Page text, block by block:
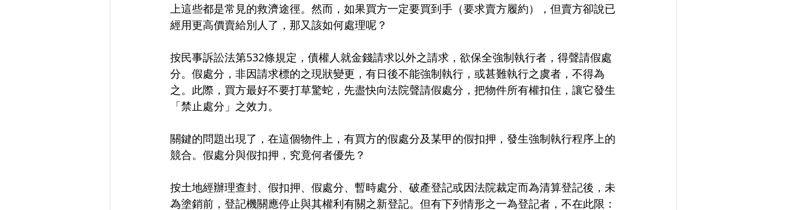
上這些都是常見的救濟途徑。然而，如果買方一定要買到手（要求賣方履約），但賣方卻說已
經用更高價賣給別人了，那又該如何處理呢？
按民事訴訟法第532條規定，債權人就金錢請求以外之請求，欲保全強制執行者，得聲請假處
分。假處分，非因請求標的之現狀變更，有日後不能強制執行，或甚難執行之虞者，不得為
之。此際，買方最好不要打草驚蛇，先盡快向法院聲請假處分，把物件所有權扣住，讓它發生
「禁止處分」之效力。
關鍵的問題出現了，在這個物件上，有買方的假處分及某甲的假扣押，發生強制執行程序上的
競合。假處分與假扣押，究竟何者優先？
按土地經辦理查封、假扣押、假處分、暫時處分、破產登記或因法院裁定而為清算登記後，未
為塗銷前，登記機關應停止與其權利有關之新登記。但有下列情形之一為登記者，不在此限：